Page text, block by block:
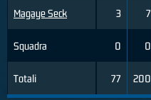
Magaye Seck
Squadra
Totali
3 7
0 0
77 200